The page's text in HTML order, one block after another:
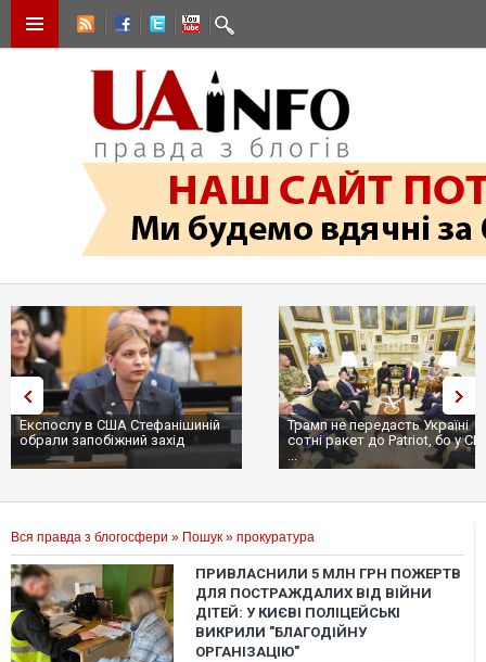
Експослу в США Стефанішиній
обрали запобіжний захід
Трамп не передасть Україні
сотні ракет до Patriot, бо у
...
Вся правда з блогосфери » Пошук » прокуратура
ПРИВЛАСНИЛИ 5 МЛН ГРН ПОЖЕРТВ
ДЛЯ ПОСТРАЖДАЛИХ ВІД ВІЙНИ
ДІТЕЙ: У КИЄВІ ПОЛІЦЕЙСЬКІ
ВИКРИЛИ "БЛАГОДІЙНУ
ОРГАНІЗАЦІЮ"